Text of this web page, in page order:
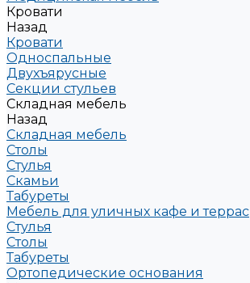
Кровати
Назад
Кровати
Односпальные
Двухъярусные
Секции стульев
Складная мебель
Назад
Складная мебель
Столы
Стулья
Скамьи
Табуреты
Мебель для уличных кафе и террас
Стулья
Столы
Табуреты
Ортопедические основания